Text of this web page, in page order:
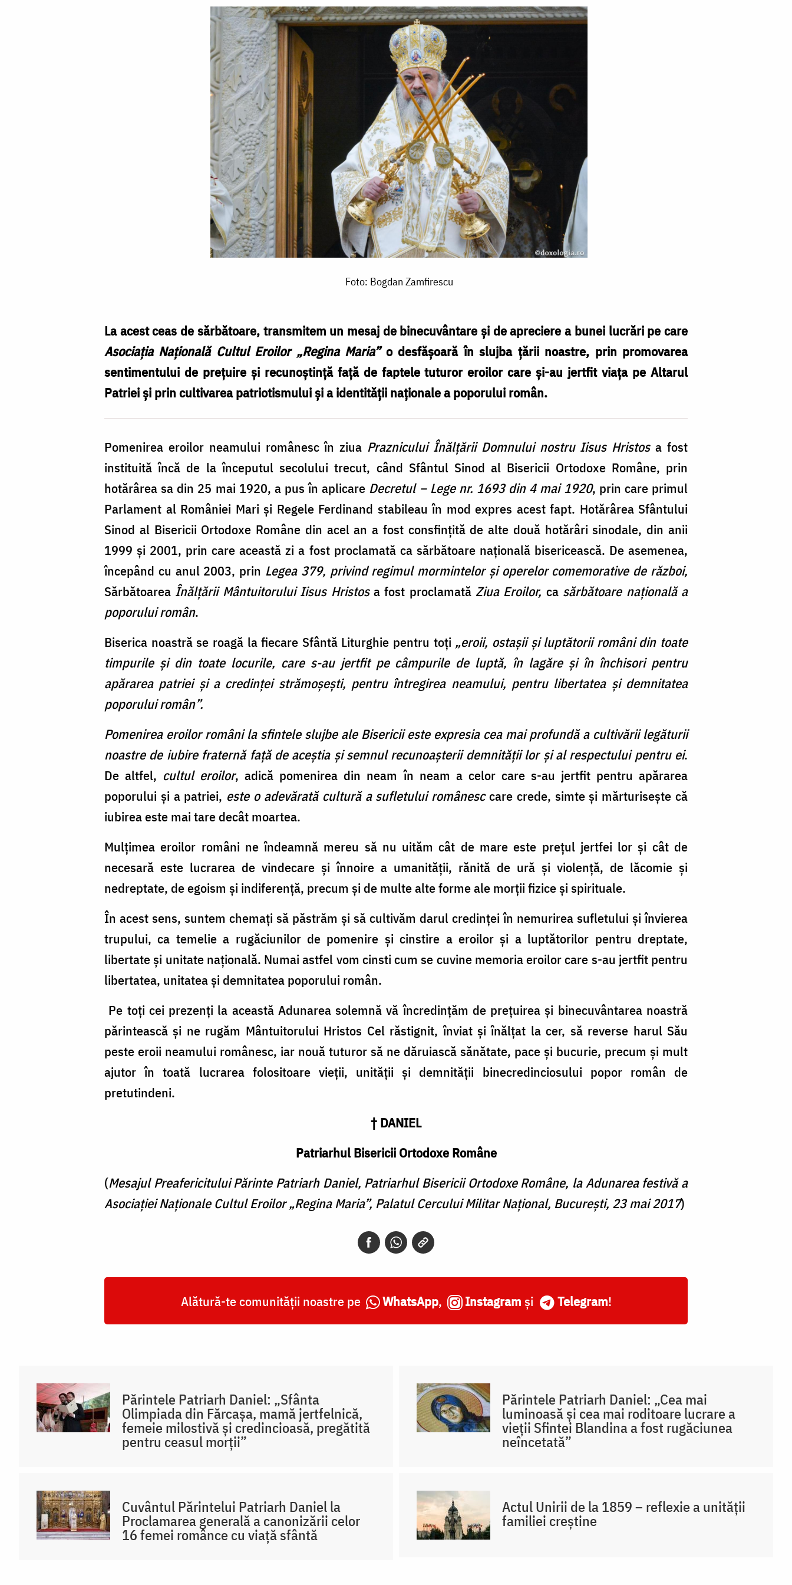
Foto: Bogdan Zamfirescu
La acest ceas de sărbătoare, transmitem un mesaj de binecuvântare și de apreciere a bunei lucrări pe care
Asociația NaționalăCultul Eroilor „Regina Maria”o desfășoară în slujba țării noastre, prin promovarea
sentimentului de preţuire şi recunoştinţă faţă de faptele tuturor eroilor care şi-au jertfit viaţa pe Altarul
Patriei și prin cultivarea patriotismului și a identității naţionale a poporului român.
Pomenirea eroilor neamului românesc în ziua Praznicului Înălțării Domnului nostru Iisus Hristosa fost
instituită încă de la începutul secolului trecut, când Sfântul Sinod al Bisericii Ortodoxe Române, prin
hotărârea sa din 25 mai 1920, a pus în aplicare Decretul – Lege nr. 1693 din 4 mai 1920, prin care primul
Parlament al României Mari şi Regele Ferdinand stabileau în mod expres acest fapt. Hotărârea Sfântului
Sinod al Bisericii Ortodoxe Române din acel an a fost consfinţită de alte două hotărâri sinodale, din anii
1999 şi 2001, prin care această zi a fost proclamată ca sărbătoare națională bisericească. De asemenea,
începând cu anul 2003, prin Legea 379, privind regimul mormintelor şi operelor comemorative de război,
Sărbătoarea Înălţării Mântuitorului Iisus Hristos a fost proclamatăZiua Eroilor, ca sărbătoare naţională a
poporului român.
Biserica noastră se roagă la fiecare Sfântă Liturghie pentru toți „eroii, ostaşii şi luptătorii români din toate
timpurile şi din toate locurile, care s-au jertfit pe câmpurile de luptă, în lagăre şi în închisori pentru
apărarea patriei şi a credinţei strămoşeşti, pentru întregirea neamului, pentru libertatea şi demnitatea
poporului român”.
Pomenirea eroilor români la sfintele slujbe ale Bisericii este expresia cea mai profundă a cultivării legăturii
noastre de iubire fraternă fațăde aceștia și semnul recunoașterii demnității lor și al respectului pentru ei.
De altfel, cultul eroilor, adică pomenirea din neam în neam a celor care s-au jertfit pentru apărarea
poporului şi a patriei, este o adevăratăculturăa sufletului românesccare crede, simte și mărturisește că
iubirea este mai tare decât moartea.
Mulțimea eroilor români ne îndeamnă mereu să nu uităm cât de mare este preţul jertfei lor și cât de
necesară este lucrarea de vindecare și înnoire a umanității, rănită de ură și violență, de lăcomie și
nedreptate, de egoism și indiferență, precum și de multe alte forme ale morții fizice și spirituale.
În acest sens, suntem chemați să păstrăm și să cultivăm darul credinței în nemurirea sufletului şi învierea
trupului, ca temelie a rugăciunilor de pomenire şi cinstire a eroilor şi a luptătorilor pentru dreptate,
libertate şi unitate națională. Numai astfel vom cinsti cum se cuvine memoria eroilor care s-au jertfit pentru
libertatea, unitatea şi demnitatea poporului român.
Pe toți cei prezenți la această Adunarea solemnă vă încredințăm de prețuirea și binecuvântarea noastră
părintească și ne rugăm Mântuitorului Hristos Cel răstignit, înviat și înălțat la cer, să reverse harul Său
peste eroii neamului românesc, iar nouă tuturor să ne dăruiască sănătate, pace și bucurie, precum și mult
ajutor în toată lucrarea folositoare vieții, unității și demnității binecredinciosului popor român de
pretutindeni.
† DANIEL
Patriarhul Bisericii Ortodoxe Române
(Mesajul Preafericitului Părinte Patriarh Daniel, Patriarhul Bisericii Ortodoxe Române, la Adunarea festivă a
Asociației Naționale Cultul Eroilor „Regina Maria”, Palatul Cercului Militar Naţional, Bucureşti, 23 mai 2017)
Alătură-te comunității noastre pe WhatsApp, Instagram și Telegram!
Părintele Patriarh Daniel: „Sfânta
Olimpiada din Fărcașa, mamă jertfelnică,
femeie milostivă și credincioasă, pregătită
pentru ceasul morții”
Părintele Patriarh Daniel: „Cea mai
luminoasă și cea mai roditoare lucrare a
vieții Sfintei Blandina a fost rugăciunea
neîncetată”
Cuvântul Părintelui Patriarh Daniel la
Proclamarea generală a canonizării celor
16 femei românce cu viață sfântă
Actul Unirii de la 1859 – reflexie a unității
familiei creștine